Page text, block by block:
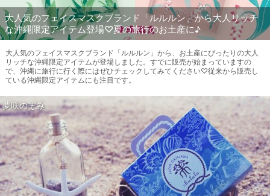
大人気のフェイスマスクブランド「ルルルン」から大人リッチ
な沖縄限定アイテム登場♡夏の旅行のお土産に♪
大人気のフェイスマスクブランド「ルルルン」から、お土産にぴったりの大人
リッチな沖縄限定アイテムが登場しました。すでに販売が始まっていますの
で、沖縄に旅行に行く際にはぜひチェックしてみてください♡従来から販売し
ている沖縄限定アイテムにも注目です。
夢咲のぞみ